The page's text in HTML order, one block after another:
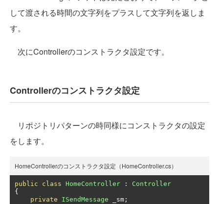
して渡される時間の文字列をプラスして文字列を返しま
す。
次にControllerのコンストラクタ設定です。
Controllerのコンストラクタ設定
リポジトリパターンの時同様にコンストラクタの設定
をします。
HomeControllerのコンストラクタ設定（HomeController.cs）
public class HomeController :
Controller
{
private
ISendMessage _sm ;